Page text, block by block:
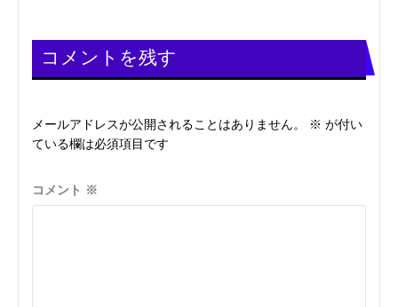
ー
ョ
ン
コメントを残す
メールアドレスが公開されることはありません。 ※ が付い
ている欄は必須項目です
コメント ※